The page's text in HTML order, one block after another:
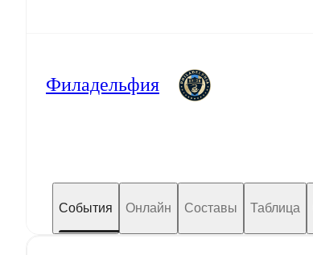
Филадельфия
События Онлайн Составы Таблица